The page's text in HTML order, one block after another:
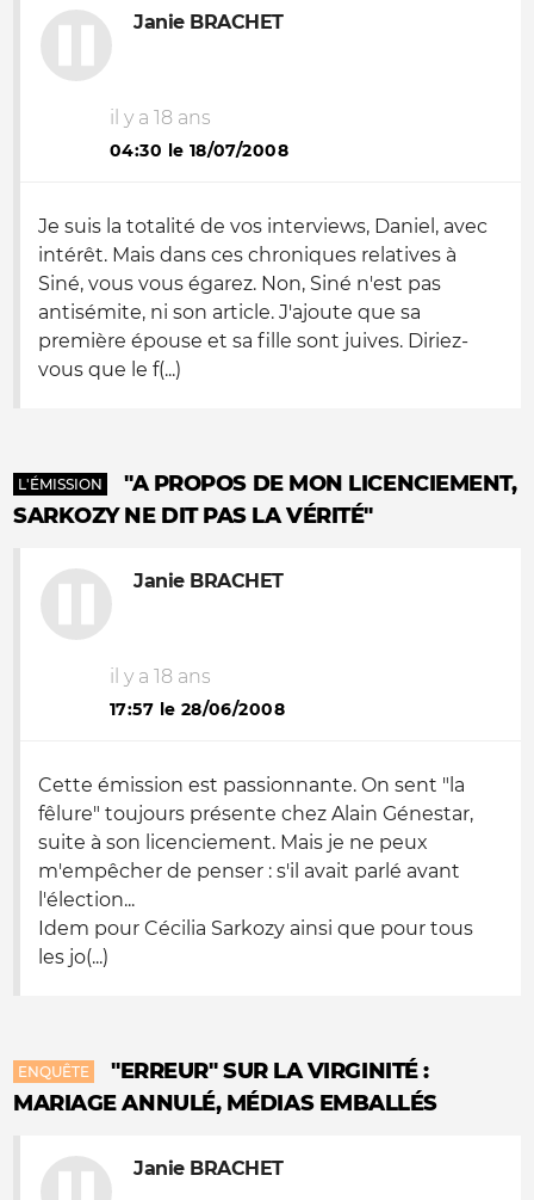
Janie BRACHET
il y a 18 ans
04:30 le 18/07/2008
Je suis la totalité de vos interviews, Daniel, avec
intérêt. Mais dans ces chroniques relatives à
Siné, vous vous égarez. Non, Siné n'est pas
antisémite, ni son article. J'ajoute que sa
première épouse et sa fille sont juives. Diriez-
vous que le f(...)
L'ÉMISSION
"A PROPOS DE MON LICENCIEMENT,
SARKOZY NE DIT PAS LA VÉRITÉ"
Janie BRACHET
il y a 18 ans
17:57 le 28/06/2008
Cette émission est passionnante. On sent "la
fêlure" toujours présente chez Alain Génestar,
suite à son licenciement. Mais je ne peux
m'empêcher de penser : s'il avait parlé avant
l'élection...
Idem pour Cécilia Sarkozy ainsi que pour tous
les jo(...)
ENQUÊTE
"ERREUR" SUR LA VIRGINITÉ :
MARIAGE ANNULÉ, MÉDIAS EMBALLÉS
Janie BRACHET